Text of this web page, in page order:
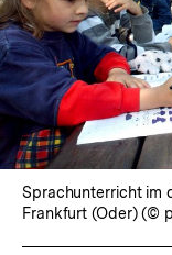
Sprachunterricht im
Frankfurt (Oder) (©